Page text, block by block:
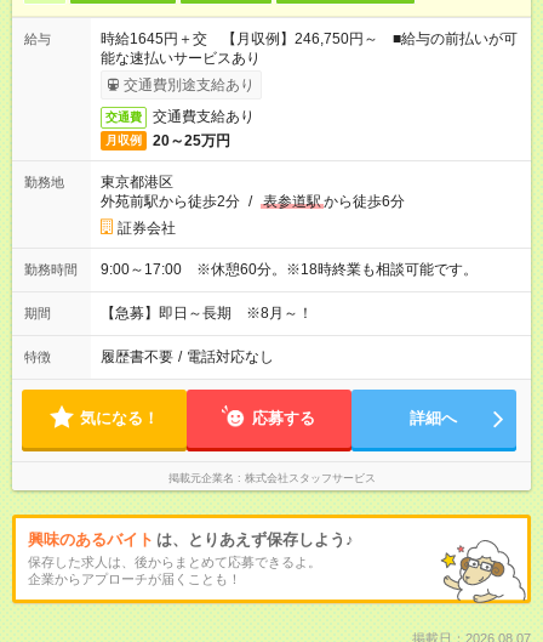
給与
時給1645円＋交 【月収例】246,750円～ ■給与の前払いが可
能な速払いサービスあり
交通費別途支給あり
交通費 交通費支給あり
月収例 20～25万円
勤務地
東京都港区
外苑前駅から徒歩2分 / 表参道駅から徒歩6分
証券会社
勤務時間 9:00～17:00 ※休憩60分。※18時終業も相談可能です。
期間 【急募】即日～長期 ※8月～！
特徴 履歴書不要 / 電話対応なし
気になる！ 応募する 詳細へ
掲載元企業名 株式会社スタッフサービス
興味のあるバイト は、とりあえず保存しよう♪
保存した求人は、後からまとめて応募できるよ。
企業からアプローチが届くことも！
掲載日：2026.08.07